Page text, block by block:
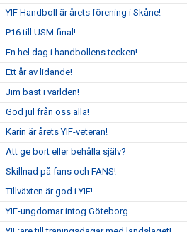
YIF Handboll är årets förening i Skåne!
P16 till USM-final!
En hel dag i handbollens tecken!
Ett år av lidande!
Jim bäst i världen!
God jul från oss alla!
Karin är årets YIF-veteran!
Att ge bort eller behålla själv?
Skillnad på fans och FANS!
Tillväxten är god i YIF!
YIF-ungdomar intog Göteborg